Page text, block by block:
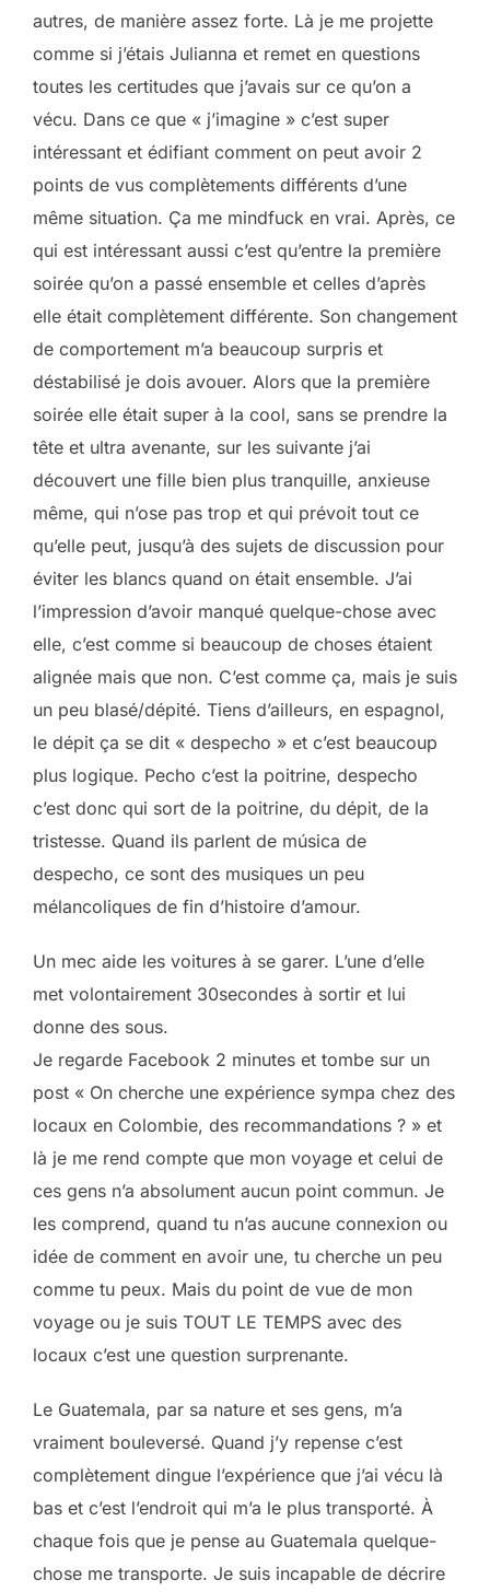
autres, de manière assez forte. Là je me projette
comme si j’étais Julianna et remet en questions
toutes les certitudes que j’avais sur ce qu’on a
vécu. Dans ce que « j’imagine » c’est super
intéressant et édifiant comment on peut avoir 2
points de vus complètements différents d’une
même situation. Ça me mindfuck en vrai. Après, ce
qui est intéressant aussi c’est qu’entre la première
soirée qu’on a passé ensemble et celles d’après
elle était complètement différente. Son changement
de comportement m’a beaucoup surpris et
déstabilisé je dois avouer. Alors que la première
soirée elle était super à la cool, sans se prendre la
tête et ultra avenante, sur les suivante j’ai
découvert une fille bien plus tranquille, anxieuse
même, qui n’ose pas trop et qui prévoit tout ce
qu’elle peut, jusqu’à des sujets de discussion pour
éviter les blancs quand on était ensemble. J’ai
l’impression d’avoir manqué quelque-chose avec
elle, c’est comme si beaucoup de choses étaient
alignée mais que non. C’est comme ça, mais je suis
un peu blasé/dépité. Tiens d’ailleurs, en espagnol,
le dépit ça se dit « despecho » et c’est beaucoup
plus logique. Pecho c’est la poitrine, despecho
c’est donc qui sort de la poitrine, du dépit, de la
tristesse. Quand ils parlent de música de
despecho, ce sont des musiques un peu
mélancoliques de fin d’histoire d’amour.
Un mec aide les voitures à se garer. L’une d’elle
met volontairement 30secondes à sortir et lui
donne des sous.
Je regarde Facebook 2 minutes et tombe sur un
post « On cherche une expérience sympa chez des
locaux en Colombie, des recommandations ? » et
là je me rend compte que mon voyage et celui de
ces gens n’a absolument aucun point commun. Je
les comprend, quand tu n’as aucune connexion ou
idée de comment en avoir une, tu cherche un peu
comme tu peux. Mais du point de vue de mon
voyage ou je suis TOUT LE TEMPS avec des
locaux c’est une question surprenante.
Le Guatemala, par sa nature et ses gens, m’a
vraiment bouleversé. Quand j’y repense c’est
complètement dingue l’expérience que j’ai vécu là
bas et c’est l’endroit qui m’a le plus transporté. À
chaque fois que je pense au Guatemala quelque-
chose me transporte. Je suis incapable de décrire